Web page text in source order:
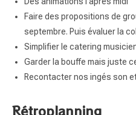
Faire des propositions de
septembre. Puis évaluer la
Simplifier le catering
Garder la bouffe mais juste
Recontacter nos ingés son
Rétroplanning